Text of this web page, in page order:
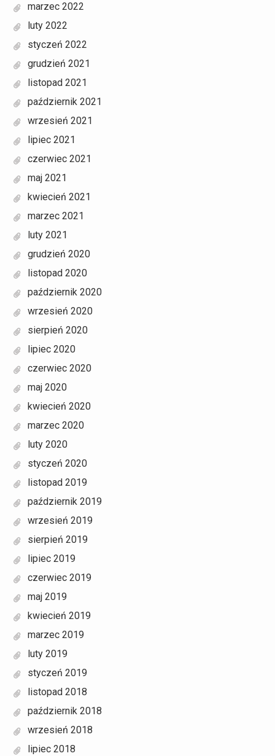
marzec 2022
luty 2022
styczeń 2022
grudzień 2021
listopad 2021
październik 2021
wrzesień 2021
lipiec 2021
czerwiec 2021
maj 2021
kwiecień 2021
marzec 2021
luty 2021
grudzień 2020
listopad 2020
październik 2020
wrzesień 2020
sierpień 2020
lipiec 2020
czerwiec 2020
maj 2020
kwiecień 2020
marzec 2020
luty 2020
styczeń 2020
listopad 2019
październik 2019
wrzesień 2019
sierpień 2019
lipiec 2019
czerwiec 2019
maj 2019
kwiecień 2019
marzec 2019
luty 2019
styczeń 2019
listopad 2018
październik 2018
wrzesień 2018
lipiec 2018